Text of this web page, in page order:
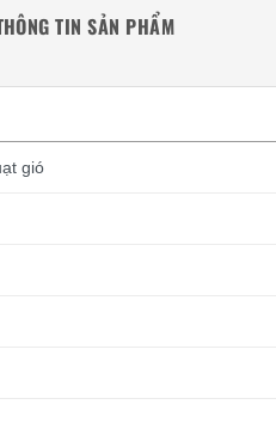
TIN SẢN PHẨM
gió